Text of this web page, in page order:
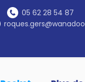
05 62 28 54 87